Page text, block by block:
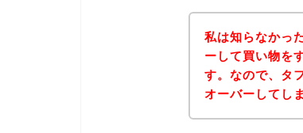
私は知らなかっ
ーして買い物を
す。なので、タ
オーバーしてし